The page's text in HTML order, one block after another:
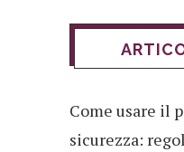
Come usare il
sicurezza: